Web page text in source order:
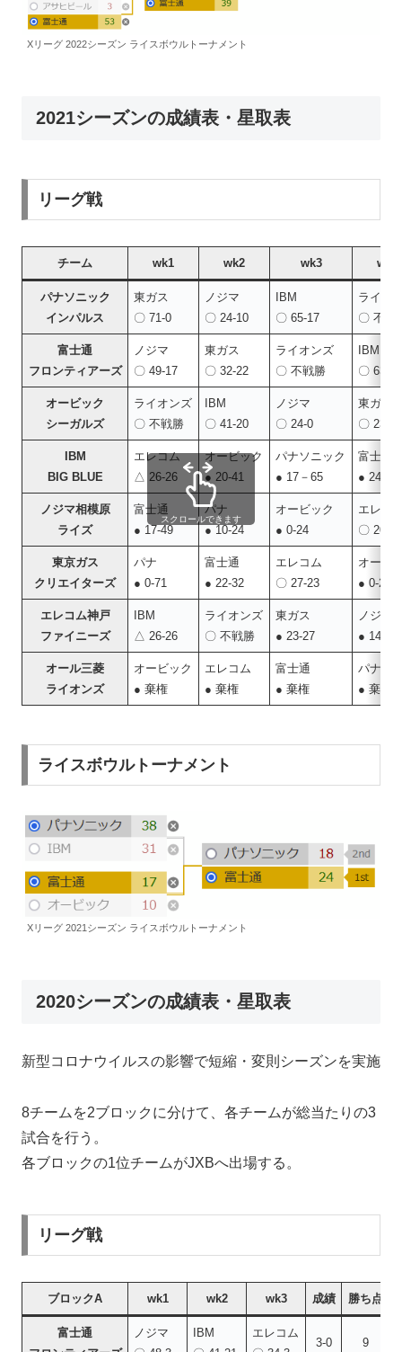
Xリーグ 2022シーズン ライスボウルトーナメント
2021シーズンの成績表・星取表
リーグ戦
チーム wk1 wk2 wk3 wk4
パナソニック
インパルス
東ガス
〇 71-0
ノジマ
〇 24-10
IBM
〇 65-17
ライオ
〇 不戦
富士通
フロンティアーズ
ノジマ
〇 49-17
東ガス
〇 32-22
ライオンズ
〇 不戦勝
IBM
〇 63-24
オービック
シーガルズ
ライオンズ
〇 不戦勝
IBM
〇 41-20
ノジマ
〇 24-0
東ガス
〇 23-0
IBM
BIG BLUE
エレコム
△ 26-26
オービック
● 20-41
パナソニック
● 17－65
富士通
● 24-63
ノジマ相模原
ライズ
富士通
● 17-49
パナ
● 10-24
オービック
● 0-24
エレコ
〇 20-14
東京ガス
クリエイターズ
パナ
● 0-71
富士通
● 22-32
エレコム
〇 27-23
オービ
● 0-23
エレコム神戸
ファイニーズ
IBM
△ 26‐26
ライオンズ
〇 不戦勝
東ガス
● 23-27
ノジマ
● 14-20
オール三菱
ライオンズ
オービック
● 棄権
エレコム
● 棄権
富士通
● 棄権
パナ
● 棄権
スクロールできます
ライスボウルトーナメント
Xリーグ 2021シーズン ライスボウルトーナメント
2020シーズンの成績表・星取表
新型コロナウイルスの影響で短縮・変則シーズンを実施
8チームを2ブロックに分けて、各チームが総当たりの3
試合を行う。
各ブロックの1位チームがJXBへ出場する。
リーグ戦
ブロックA wk1 wk2 wk3 成績 勝ち点
富士通
ノジマ
IBM
エレコム
3-0 9